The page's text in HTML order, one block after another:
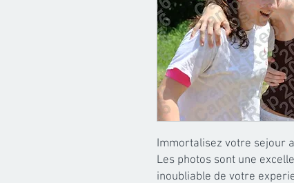
Immortalisez votre sejour
Les photos sont une
inoubliable de votre